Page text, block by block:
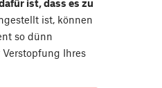
ist, dass es zu
ist, können
so dünn
Ihres